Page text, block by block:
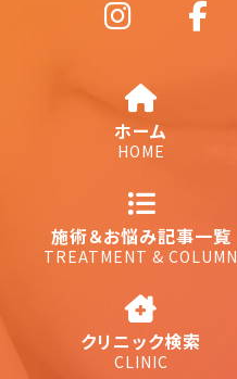
ホーム
HOME
施術＆お悩み記事一覧
TREATMENT & COLUMN
クリニック検索
CLINIC